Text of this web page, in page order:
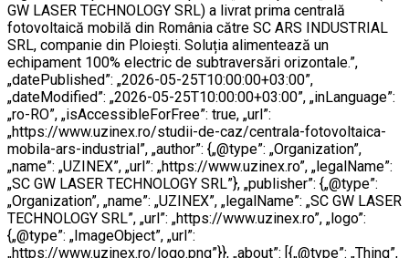
GW LASER TECHNOLOGY SRL) a livrat prima centrală
fotovoltaică mobilă din România către SC ARS INDUSTRIAL
SRL, companie din Ploiești. Soluția alimentează un
echipament 100% electric de subtraversări orizontale.”,
„datePublished”: „2026-05-25T10:00:00+03:00”,
„dateModified”: „2026-05-25T10:00:00+03:00”, „inLanguage”:
„ro-RO”, „isAccessibleForFree”: true, „url”:
„https://www.uzinex.ro/studii-de-caz/centrala-fotovoltaica-
mobila-ars-industrial”, „author”: {„@type”: „Organization”,
„name”: „UZINEX”, „url”: „https://www.uzinex.ro”, „legalName”:
„SC GW LASER TECHNOLOGY SRL”}, „publisher”: {„@type”:
„Organization”, „name”: „UZINEX”, „legalName”: „SC GW LASER
TECHNOLOGY SRL”, „url”: „https://www.uzinex.ro”, „logo”:
{„@type”: „ImageObject”, „url”:
„https://www.uzinex.ro/logo.png”}}, „about”: [{„@type”: „Thing”,